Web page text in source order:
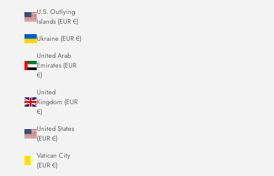
U.S. Outlying
Islands (EUR €)
Ukraine (EUR €)
United Arab
Emirates (EUR
€)
United
Kingdom (EUR
€)
United States
(EUR €)
Vatican City
(EUR €)